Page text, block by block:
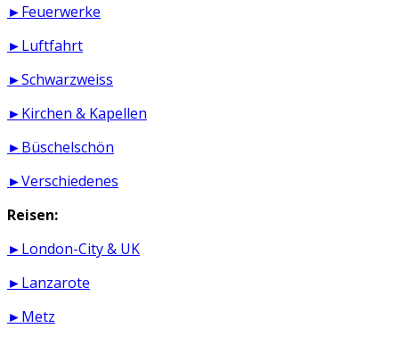
►Feuerwerke
►Luftfahrt
►Schwarzweiss
►Kirchen & Kapellen
►Büschelschön
►Verschiedenes
Reisen:
►London-City & UK
►Lanzarote
►Metz